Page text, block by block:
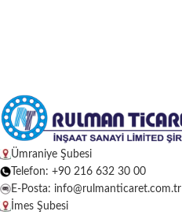
Ümraniye Şubesi
Telefon: +90 216 632 30 00
E-Posta: info@rulmanticaret.com.tr
İmes Şubesi